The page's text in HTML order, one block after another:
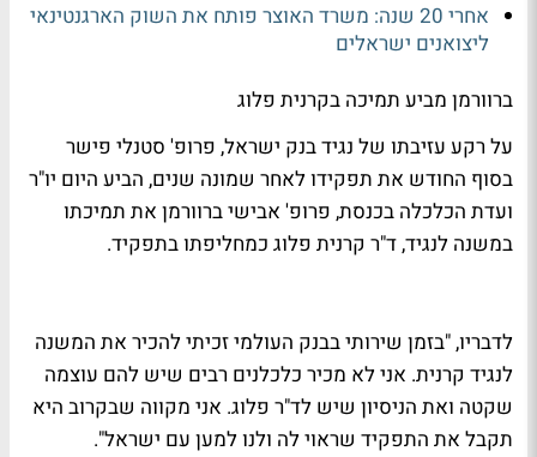
אחרי 20 שנה: משרד האוצר פותח את השוק הארגנטינאי
ליצואנים ישראלים
ברוורמן מביע תמיכה בקרנית פלוג
על רקע עזיבתו של נגיד בנק ישראל, פרופ' סטנלי פישר
בסוף החודש את תפקידו לאחר שמונה שנים, הביע היום יו"ר
ועדת הכלכלה בכנסת, פרופ' אבישי ברוורמן את תמיכתו
במשנה לנגיד, ד"ר קרנית פלוג כמחליפתו בתפקיד.
לדבריו, "בזמן שירותי בבנק העולמי זכיתי להכיר את המשנה
לנגיד קרנית. אני לא מכיר כלכלנים רבים שיש להם עוצמה
שקטה ואת הניסיון שיש לד"ר פלוג. אני מקווה שבקרוב היא
תקבל את התפקיד שראוי לה ולנו למען עם ישראל".